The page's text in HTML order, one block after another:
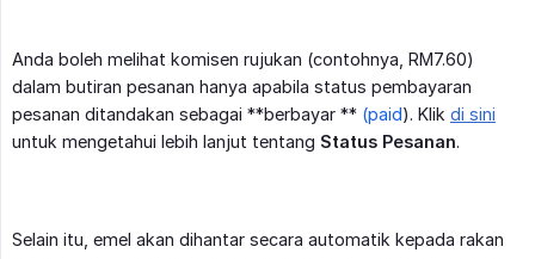
Anda boleh melihat komisen rujukan (contohnya, RM7.60)
dalam butiran pesanan hanya apabila status pembayaran
pesanan ditandakan sebagai **berbayar ** (paid). Klik di sini
untuk mengetahui lebih lanjut tentang Status Pesanan.
Selain itu, emel akan dihantar secara automatik kepada rakan